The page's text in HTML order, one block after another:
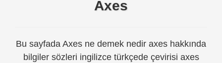
Axes
Bu sayfada Axes ne demek nedir axes hakkında
bilgiler sözleri ingilizce türkçede çevirisi axes